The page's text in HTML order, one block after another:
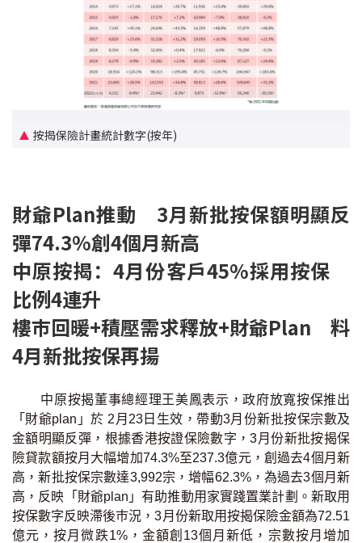
按揭保險計畫統計數字(按年)
財爺Plan推動 3月新批按保額明顯反
彈74.3%創4個月新高
中原按揭：4月份客戶45%採用按保
比例4連升
樓巿回暖+積壓需求釋放+財爺Plan 料
4月新批按保再揚
中原按揭董事總經理王美鳳表示，政府放寬按保推出
「財爺plan」於 2月23日生效，帶動3月份新批按保宗數及
金額明顯反彈，根據香港按證保險數字，3月份新批按揭保
險貸款額按月大幅增加74.3%至237.3億元，創過去4個月新
高，新批按保宗數達3,992宗，增幅62.3%，為過去3個月新
高，反映「財爺plan」有助推動用家實踐置業計劃。新取用
按保數字反映滯後巿況，3月份新取用按揭保險金額為72.51
億元，按月微跌1%，金額創13個月新低，宗數按月增加